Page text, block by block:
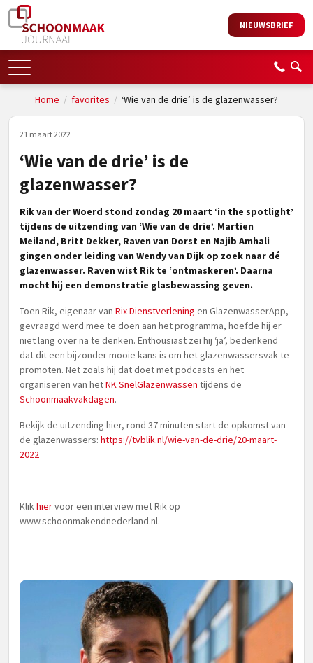
NIEUWSBRIEF
Home / favorites / ‘Wie van de drie’ is de glazenwasser?
21 maart 2022
‘Wie van de drie’ is de
glazenwasser?
Rik van der Woerd stond zondag 20 maart ‘in the spotlight’
tijdens de uitzending van ‘Wie van de drie’. Martien
Meiland, Britt Dekker, Raven van Dorst en Najib Amhali
gingen onder leiding van Wendy van Dijk op zoek naar dé
glazenwasser. Raven wist Rik te ‘ontmaskeren’. Daarna
mocht hij een demonstratie glasbewassing geven.
Toen Rik, eigenaar van Rix Dienstverlening en GlazenwasserApp,
gevraagd werd mee te doen aan het programma, hoefde hij er
niet lang over na te denken. Enthousiast zei hij ‘ja’, bedenkend
dat dit een bijzonder mooie kans is om het glazenwassersvak te
promoten. Net zoals hij dat doet met podcasts en het
organiseren van hetNK SnelGlazenwassen tijdens de
Schoonmaakvakdagen.
Bekijk de uitzending hier, rond 37 minuten start de opkomst van
de glazenwassers: https://tvblik.nl/wie-van-de-drie/20-maart-
2022
Klikhiervoor een interview met Rik op
www.schoonmakendnederland.nl.